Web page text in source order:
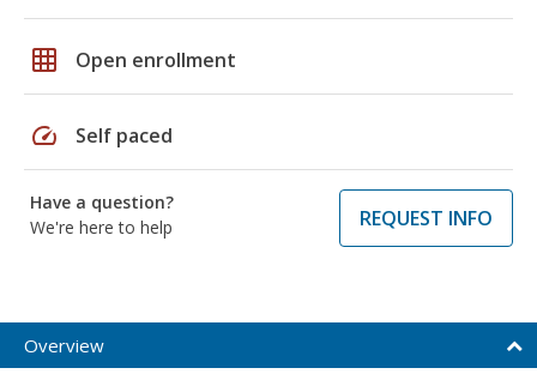
grid_on Open enrollment
speed Self paced
Have a question?
We're here to help
REQUEST INFO
Overview